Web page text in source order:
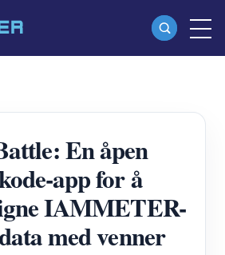
Fi energimåler (WEM3080T)
Fi energimåler (WEM3046T)
Fi energimåler (WEM3050T)
Controller
En åpen
app for å
IAMMETER-
med venner